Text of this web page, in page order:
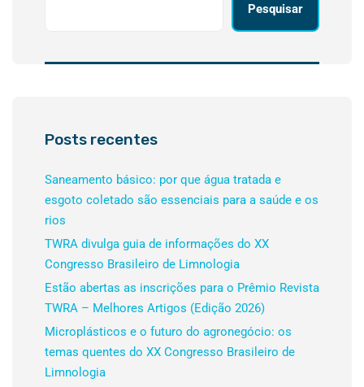
Pesquisar
Posts recentes
Saneamento básico: por que água tratada e
esgoto coletado são essenciais para a saúde e os
rios
TWRA divulga guia de informações do XX
Congresso Brasileiro de Limnologia
Estão abertas as inscrições para o Prêmio Revista
TWRA – Melhores Artigos (Edição 2026)
Microplásticos e o futuro do agronegócio: os
temas quentes do XX Congresso Brasileiro de
Limnologia